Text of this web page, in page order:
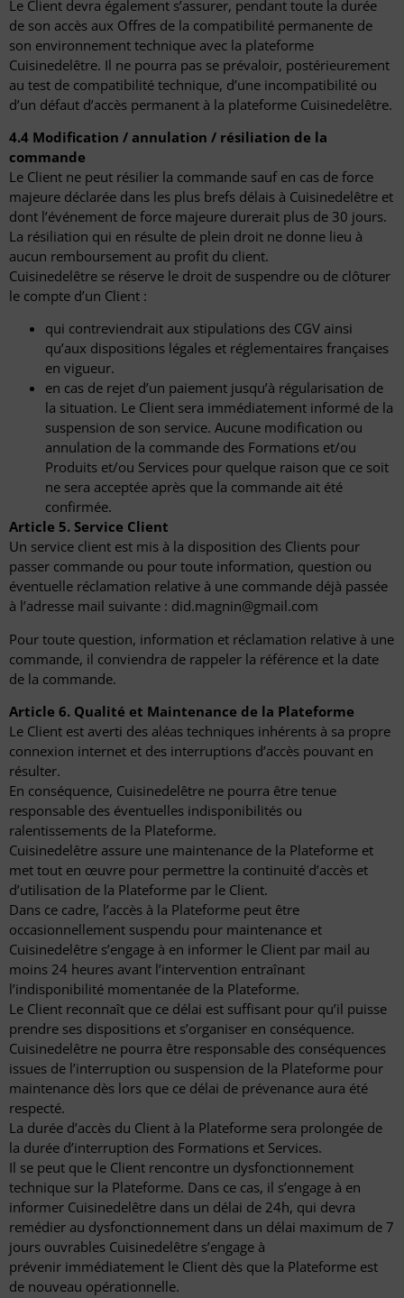
Le Client devra également s’assurer, pendant toute la durée
de son accès aux Offres de la compatibilité permanente de
son environnement technique avec la plateforme
Cuisinedelêtre. Il ne pourra pas se prévaloir, postérieurement
au test de compatibilité technique, d’une incompatibilité ou
d’un défaut d’accès permanent à la plateforme Cuisinedelêtre.
4.4 Modification / annulation / résiliation de la
commande
Le Client ne peut résilier la commande sauf en cas de force
majeure déclarée dans les plus brefs délais à Cuisinedelêtre et
dont l’événement de force majeure durerait plus de 30 jours.
La résiliation qui en résulte de plein droit ne donne lieu à
aucun remboursement au profit du client.
Cuisinedelêtre se réserve le droit de suspendre ou de clôturer
le compte d’un Client :
qui contreviendrait aux stipulations des CGV ainsi
qu’aux dispositions légales et réglementaires françaises
en vigueur.
en cas de rejet d’un paiement jusqu’à régularisation de
la situation. Le Client sera immédiatement informé de la
suspension de son service. Aucune modification ou
annulation de la commande des Formations et/ou
Produits et/ou Services pour quelque raison que ce soit
ne sera acceptée après que la commande ait été
confirmée.
Article 5. Service Client
Un service client est mis à la disposition des Clients pour
passer commande ou pour toute information, question ou
éventuelle réclamation relative à une commande déjà passée
à l’adresse mail suivante : did.magnin@gmail.com
Pour toute question, information et réclamation relative à une
commande, il conviendra de rappeler la référence et la date
de la commande.
Article 6. Qualité et Maintenance de la Plateforme
Le Client est averti des aléas techniques inhérents à sa propre
connexion internet et des interruptions d’accès pouvant en
résulter.
En conséquence, Cuisinedelêtre ne pourra être tenue
responsable des éventuelles indisponibilités ou
ralentissements de la Plateforme.
Cuisinedelêtre assure une maintenance de la Plateforme et
met tout en œuvre pour permettre la continuité d’accès et
d’utilisation de la Plateforme par le Client.
Dans ce cadre, l’accès à la Plateforme peut être
occasionnellement suspendu pour maintenance et
Cuisinedelêtre s’engage à en informer le Client par mail au
moins 24 heures avant l’intervention entraînant
l’indisponibilité momentanée de la Plateforme.
Le Client reconnaît que ce délai est suffisant pour qu’il puisse
prendre ses dispositions et s’organiser en conséquence.
Cuisinedelêtre ne pourra être responsable des conséquences
issues de l’interruption ou suspension de la Plateforme pour
maintenance dès lors que ce délai de prévenance aura été
respecté.
La durée d’accès du Client à la Plateforme sera prolongée de
la durée d’interruption des Formations et Services.
Il se peut que le Client rencontre un dysfonctionnement
technique sur la Plateforme. Dans ce cas, il s’engage à en
informer Cuisinedelêtre dans un délai de 24h, qui devra
remédier au dysfonctionnement dans un délai maximum de 7
jours ouvrables Cuisinedelêtre s’engage à
prévenir immédiatement le Client dès que la Plateforme est
de nouveau opérationnelle.